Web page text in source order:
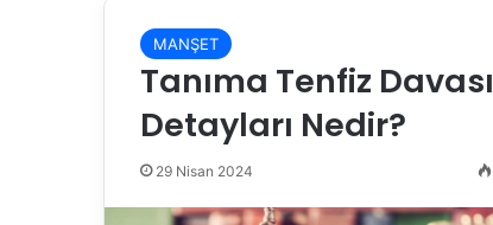
MANŞET
Tanıma Tenfiz Davası
Detayları Nedir?
29 Nisan 2024